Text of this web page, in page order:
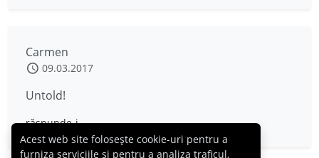
Carmen
09.03.2017
Untold!
răspunde-i
Acest web site folosește cookie-uri pentru a
furniza serviciile și pentru a analiza traficul,